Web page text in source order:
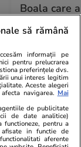
Boala care
scaun cu
12:58
să rămână
informații pe
pentru prelucrarea
preferințele dvs.
unui interes legitim
Aceste alegeri
navigarea. Mai
de publicitate
de date analitice)
pentru a
afisate in functie de
aferente